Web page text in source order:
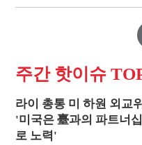
주간 핫이슈
라이 총통 미 하원 외교
'미국은 臺과의 파트너
로 노력'